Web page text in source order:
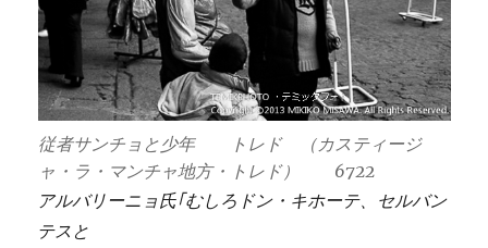
従者サンチョと少年 トレド （カスティージ
ャ・ラ・マンチャ地方・トレド） 6722
アルバリーニョ氏｢むしろドン・キホーテ、セルバン
テスと